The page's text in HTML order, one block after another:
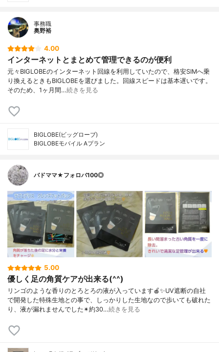
事務職
奥野裕
4.00
インターネットとまとめて管理できるのが便利
元々BIGLOBEのインターネット回線を利用していたので、格安SIMへ乗
り換えるときもBIGLOBEを選びました。回線スピードは基本遅いです。
そのため、1ヶ月間…続きを見る
BIGLOBE(ビッグローブ)
BIGLOBEモバイル Aプラン
バドママ★フォロバ100◎
5.00
優しく足の角質ケアが出来る(^^)
リンゴのような香りのとろとろの液が入っています🍎✨UV遮断の自社
で開発した特殊生地との事で、しっかりした生地なので歩いても破れた
り、液が漏れませんでした✴約30…続きを見る